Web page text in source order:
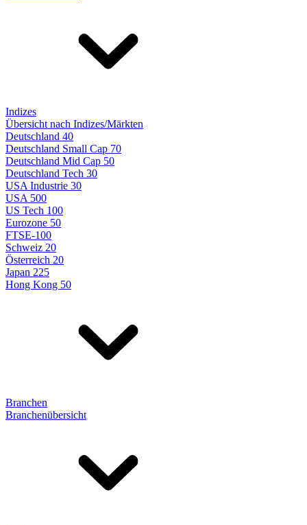
Indizes
Übersicht nach Indizes/Märkten
Deutschland 40
Deutschland Small Cap 70
Deutschland Mid Cap 50
Deutschland Tech 30
USA Industrie 30
USA 500
US Tech 100
Eurozone 50
FTSE-100
Schweiz 20
Österreich 20
Japan 225
Hong Kong 50
Branchen
Branchenübersicht